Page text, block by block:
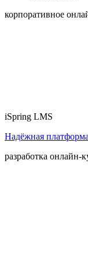
корпоративное
iSpring LMS
Надёжная
разработка онлайн-